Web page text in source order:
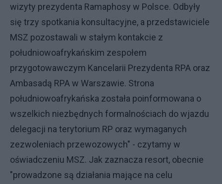
wizyty prezydenta Ramaphosy w Polsce. Odbyły
się trzy spotkania konsultacyjne, a przedstawiciele
MSZ pozostawali w stałym kontakcie z
południowoafrykańskim zespołem
przygotowawczym Kancelarii Prezydenta RPA oraz
Ambasadą RPA w Warszawie. Strona
południowoafrykańska została poinformowana o
wszelkich niezbędnych formalnościach do wjazdu
delegacji na terytorium RP oraz wymaganych
zezwoleniach przewozowych" - czytamy w
oświadczeniu MSZ. Jak zaznacza resort, obecnie
"prowadzone są działania mające na celu